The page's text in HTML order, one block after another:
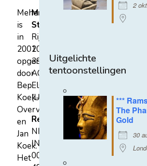
2
Uitgelichte
tentoonstellingen
***
The
Gold
30
Mehen
is
in
2002
opgericht
door
Bep
Koek-
Overvest
en
Jan
Koek.
Het
Mehen
Studiecentrum
Rijksstraatweg
107A
3921
AC
Elst
(U)
Rekeningnummer
NL31
INGB
0007